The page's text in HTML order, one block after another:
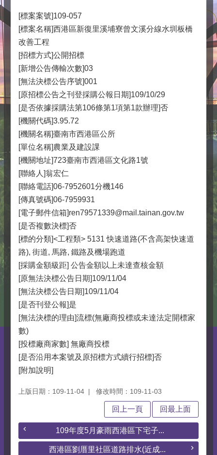
[標案案號]109-057
[標案名稱]西港區新復里溪埔寮曾文溪分線水圳板橋
改善工程
[招標方式]公開招標
[新增公告傳輸次數]03
[無法決標公告序號]001
[原招標公告之刊登採購公報日期]109/10/29
[是否依據採購法第106條第1項第1款辦理]否
[機關代碼]3.95.72
[機關名稱]臺南市西港區公所
[單位名稱]農業及建設課
[機關地址]723臺南市西港區文化路1號
[聯絡人]翁宏仁
[聯絡電話]06-7952601分機146
[傳真號碼]06-7959931
[電子郵件信箱]ren79571339@mail.tainan.gov.tw
[是否複數決標]否
[標的分類]<工程類> 5131 快速道路(不含高架快速道
路), 街道, 馬路, 鐵路及機場跑道
[採購金額級距] 公告金額以上未達查核金額
[原無法決標公告日期]109/11/04
[無法決標公告日期]109/11/04
[是否刊登公報]是
[無法決標的理由]流標(無廠商投標或未達法定開標家
數)
[投標廠商家數] 無廠商投標
[是否沿用本案號及原招標方式續行招標]否
[附加說明]
上版日期：109-11-04 修改時間：109-11-03
回上一頁 回最上面
109年度5月豪雨西港區下宅子...
西港區劉厝里社區道路排水(近成...